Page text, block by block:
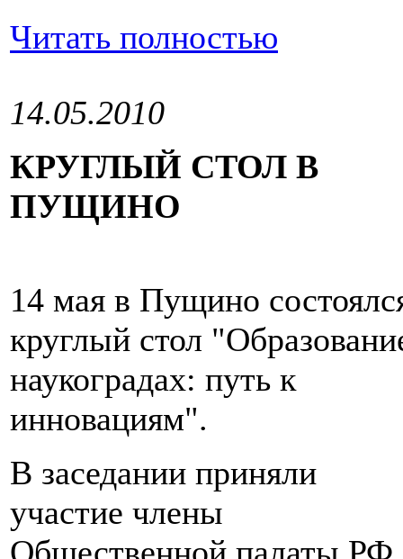
Читать полностью
14.05.2010
КРУГЛЫЙ СТОЛ В
ПУЩИНО
14 мая в Пущино
круглый стол
наукоградах: путь к
инновациям".
В заседании приняли
участие члены